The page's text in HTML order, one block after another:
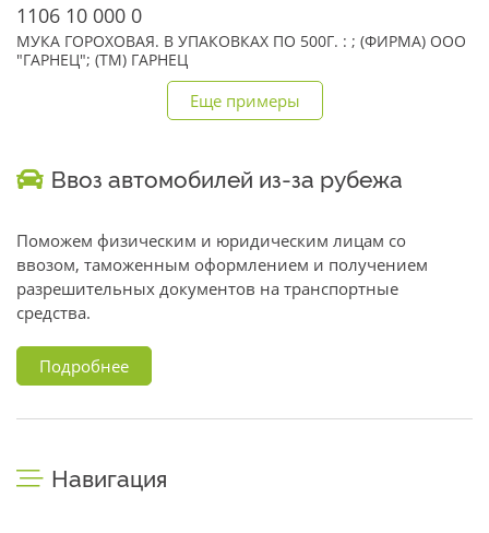
1106 10 000 0
МУКА ГОРОХОВАЯ. В УПАКОВКАХ ПО 500Г. : ; (ФИРМА) ООО
"ГАРНЕЦ"; (TM) ГАРНЕЦ
Еще примеры
Ввоз автомобилей из-за рубежа
Поможем физическим и юридическим лицам со
ввозом, таможенным оформлением и получением
разрешительных документов на транспортные
средства.
Подробнее
Навигация